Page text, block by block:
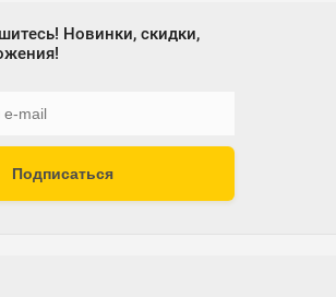
Новинки, скидки,
Подписаться